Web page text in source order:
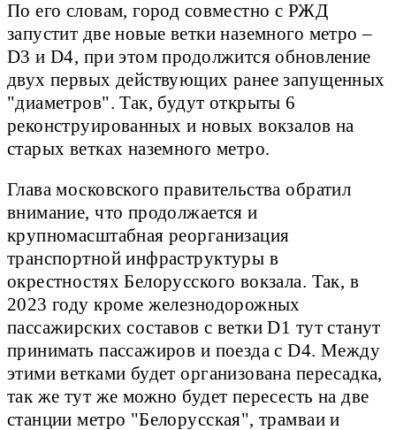
По его словам, город совместно с РЖД
запустит две новые ветки наземного метро –
D3 и D4, при этом продолжится обновление
двух первых действующих ранее запущенных
"диаметров". Так, будут открыты 6
реконструированных и новых вокзалов на
старых ветках наземного метро.
Глава московского правительства обратил
внимание, что продолжается и
крупномасштабная реорганизация
транспортной инфраструктуры в
окрестностях Белорусского вокзала. Так, в
2023 году кроме железнодорожных
пассажирских составов с ветки D1 тут станут
принимать пассажиров и поезда с D4. Между
этими ветками будет организована пересадка,
так же тут же можно будет пересесть на две
станции метро "Белорусская", трамваи и